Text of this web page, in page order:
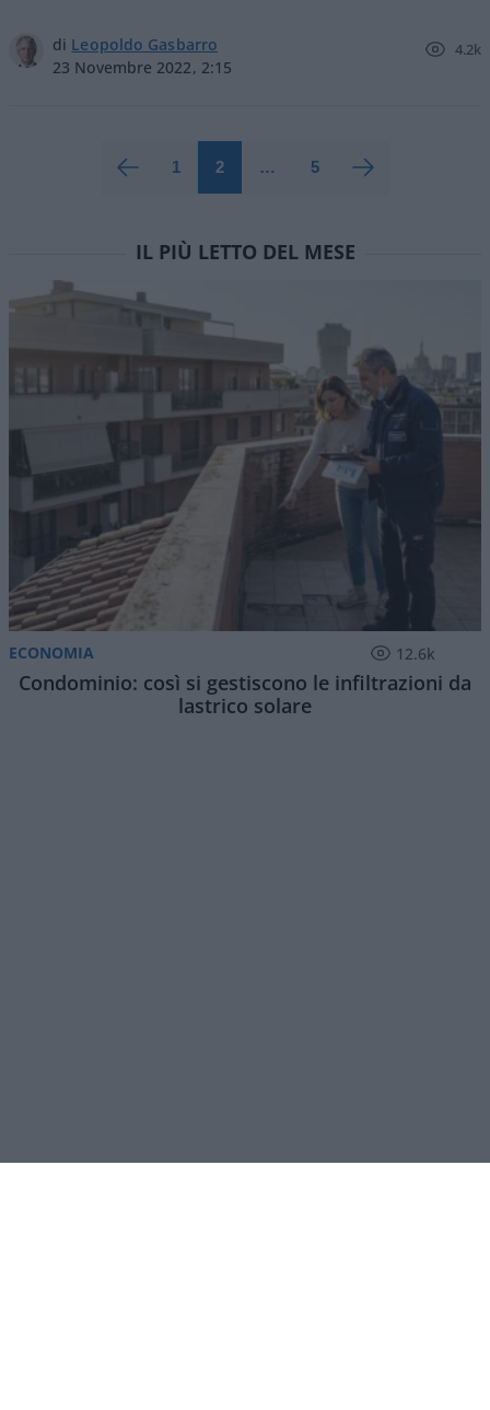
di Leopoldo Gasbarro
23 Novembre 2022, 2:15
4.2k
1 2 … 5
IL PIÙ LETTO DEL MESE
ECONOMIA 12.6k
Condominio: così si gestiscono le infiltrazioni da
lastrico solare